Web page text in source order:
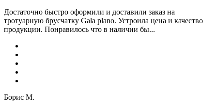
Достаточно быстро оформили и доставили заказ на
тротуарную брусчатку Gala plano. Устроила цена и качество
продукции. Понравилось что в наличии бы...
Борис М.